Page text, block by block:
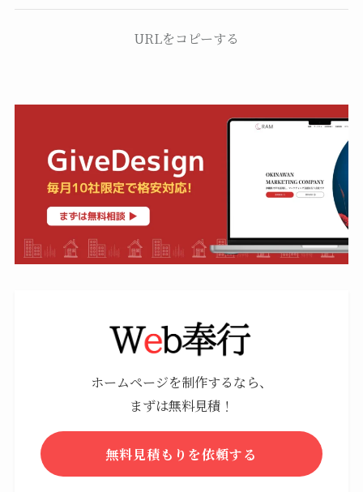
URLをコピーする
ホームページを制作するなら、
まずは無料見積！
無料見積もりを依頼する